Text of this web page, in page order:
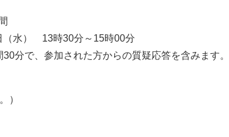
（水） 13時30分～15時00分
30分で、参加された方からの質疑応答を含みます。
）